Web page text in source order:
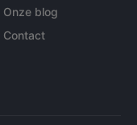
Onze blog
Contact